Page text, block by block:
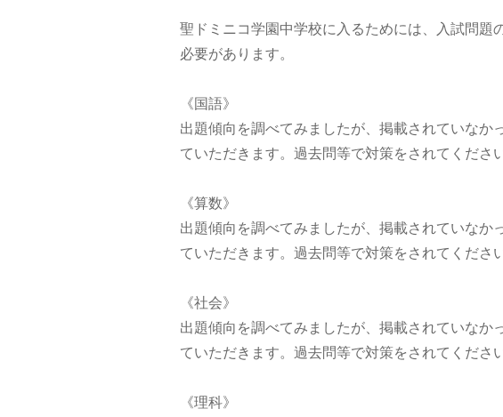
聖ドミニコ学園中学校に入るためには、入試問題
必要があります。
《国語》
出題傾向を調べてみましたが、掲載されていなか
ていただきます。過去問等で対策をされてください
《算数》
出題傾向を調べてみましたが、掲載されていなか
ていただきます。過去問等で対策をされてください
《社会》
出題傾向を調べてみましたが、掲載されていなか
ていただきます。過去問等で対策をされてください
《理科》